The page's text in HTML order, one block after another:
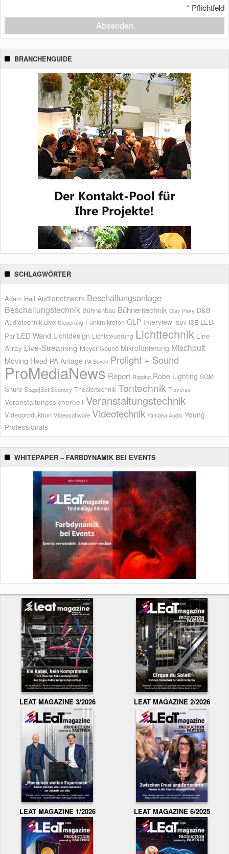
* Pflichtfeld
Absenden
BRANCHENGUIDE
SCHLAGWÖRTER
Adam Hall Audionetzwerk Beschallungsanlage
Beschallungstechnik Bühnenbau Bühnentechnik Clay Paky D&B
Audiotechnik DMX Steuerung Funkmikrofon GLP Interview ISDV ISE LED
Par LED Wand Lichtdesign Lichtsteuerung Lichttechnik Line
Array Live-Streaming Meyer Sound Mikrofonierung Mischpult
Moving Head PA Anlage PA Boxen Prolight + Sound
ProMediaNews Report Rigging Robe Lighting SGM
Shure Stage|Set|Scenery Theatertechnik Tontechnik Traverse
Veranstaltungssicherheit Veranstaltungstechnik
Videoproduktion Videosoftware Videotechnik Yamaha Audio Young
Professionals
WHITEPAPER – FARBDYNAMIK BEI EVENTS
LEAT MAGAZINE 3/2026 LEAT MAGAZINE 2/2026
LEAT MAGAZINE 1/2026 LEAT MAGAZINE 6/2025